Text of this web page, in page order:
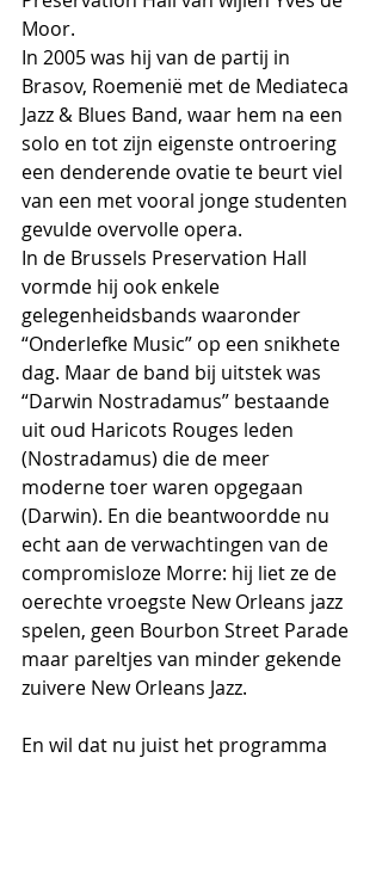
Moor.
In 2005 was hij van de partij in
Brasov, Roemenië met de Mediateca
Jazz & Blues Band, waar hem na een
solo en tot zijn eigenste ontroering
een denderende ovatie te beurt viel
van een met vooral jonge studenten
gevulde overvolle opera.
In de Brussels Preservation Hall
vormde hij ook enkele
gelegenheidsbands waaronder
“Onderlefke Music” op een snikhete
dag. Maar de band bij uitstek was
“Darwin Nostradamus” bestaande
uit oud Haricots Rouges leden
(Nostradamus) die de meer
moderne toer waren opgegaan
(Darwin). En die beantwoordde nu
echt aan de verwachtingen van de
compromisloze Morre: hij liet ze de
oerechte vroegste New Orleans jazz
spelen, geen Bourbon Street Parade
maar pareltjes van minder gekende
zuivere New Orleans Jazz.
En wil dat nu juist het programma